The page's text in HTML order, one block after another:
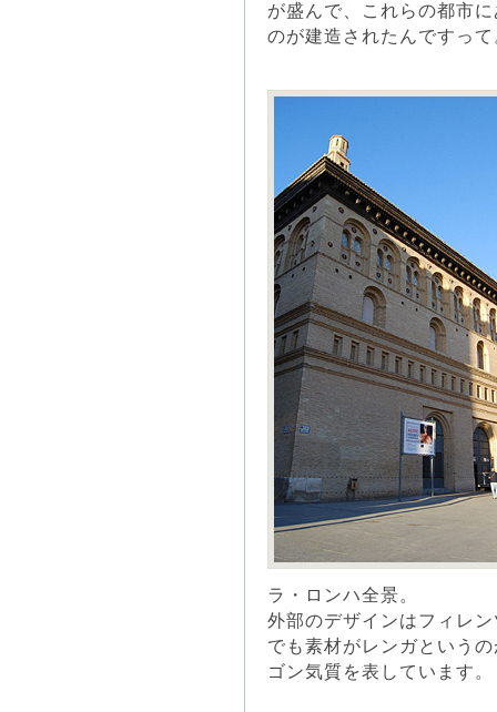
が盛んで、これらの都市
のが建造されたんですって
ラ・ロンハ全景。
外部のデザインはフィレ
でも素材がレンガという
ゴン気質を表しています。